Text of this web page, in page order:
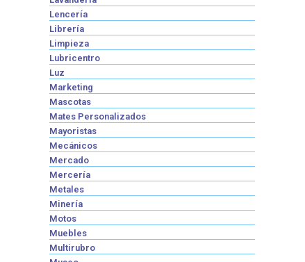
Lencería
Librería
Limpieza
Lubricentro
Luz
Marketing
Mascotas
Mates Personalizados
Mayoristas
Mecánicos
Mercado
Mercería
Metales
Minería
Motos
Muebles
Multirubro